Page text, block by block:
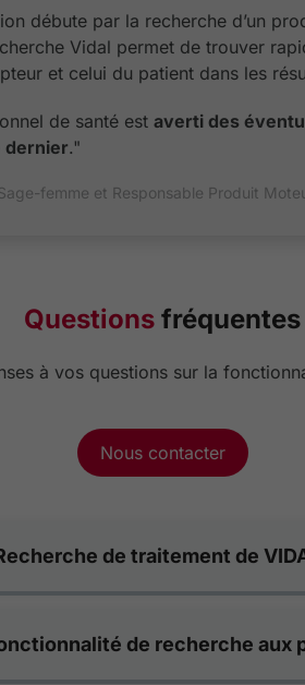
débute par la recherche d’un
Vidal permet de trouver
et celui du patient dans les
de santé est averti des
dernier."
femme et Responsable Produit
Questions fréquentes
à vos questions sur la
Nous contacter
de traitement de
de recherche aux